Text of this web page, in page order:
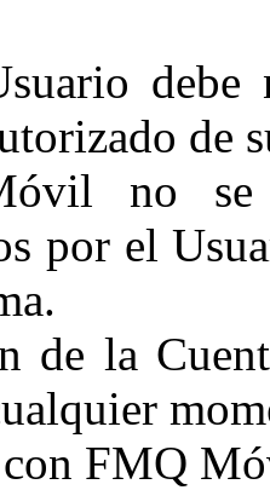
debe
de
no se
por el
de la
con FMQ